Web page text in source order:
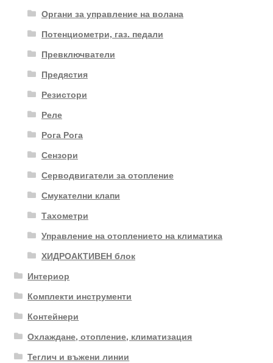
Органи за управление на волана
Потенциометри, газ. педали
Превключватели
Предястия
Резистори
Реле
Рога Рога
Сензори
Серводвигатели за отопление
Смукателни клапи
Тахометри
Управление на отоплението на климатика
ХИДРОАКТИВЕН блок
Интериор
Комплекти инструменти
Контейнери
Охлаждане, отопление, климатизация
Теглич и въжени линии